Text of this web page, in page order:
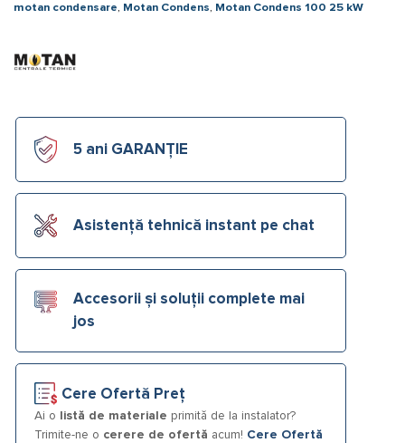
motan condensare
Motan Condens Motan Condens 100 25 kW
5 ani GARANȚIE
Asistență tehnică instant pe chat
Accesorii și soluții complete mai
jos
Cere Ofertă Preț
Ai o listă de materiale primită de la instalator?
Trimite-ne o cerere de ofertă acum! Cere Ofertă